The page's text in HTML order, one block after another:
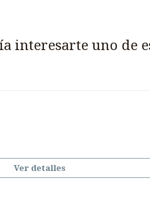
interesarte uno de
Ver detalles